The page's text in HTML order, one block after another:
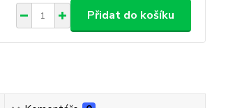
Přidat do košíku